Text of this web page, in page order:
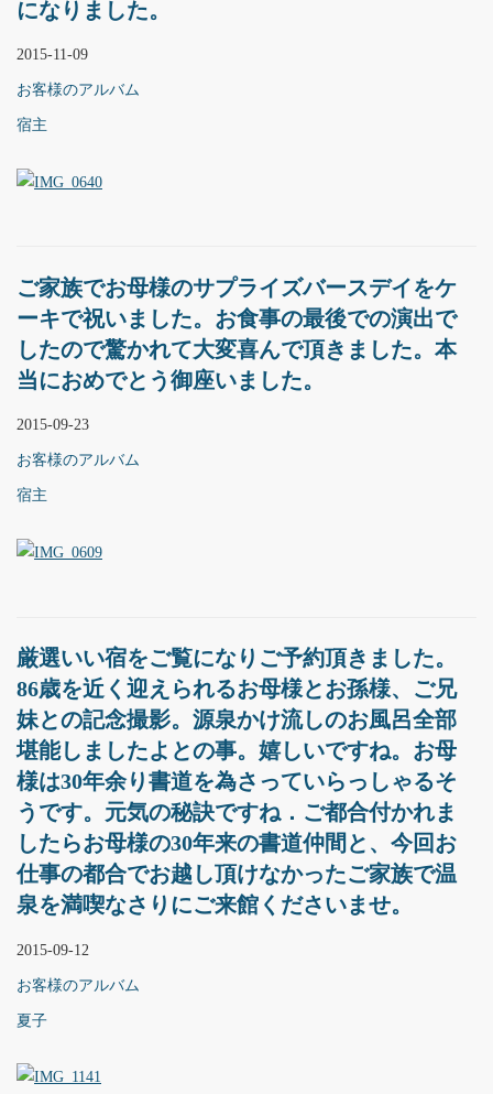
になりました。
2015-11-09
お客様のアルバム
宿主
ご家族でお母様のサプライズバースデイをケ
ーキで祝いました。お食事の最後での演出で
したので驚かれて大変喜んで頂きました。本
当におめでとう御座いました。
2015-09-23
お客様のアルバム
宿主
厳選いい宿をご覧になりご予約頂きました。
86歳を近く迎えられるお母様とお孫様、ご兄
妹との記念撮影。源泉かけ流しのお風呂全部
堪能しましたよとの事。嬉しいですね。お母
様は30年余り書道を為さっていらっしゃるそ
うです。元気の秘訣ですね．ご都合付かれま
したらお母様の30年来の書道仲間と、今回お
仕事の都合でお越し頂けなかったご家族で温
泉を満喫なさりにご来館くださいませ。
2015-09-12
お客様のアルバム
夏子